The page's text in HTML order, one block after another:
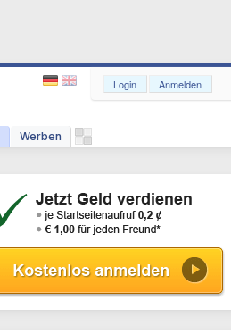
Werben
Login Anmelden